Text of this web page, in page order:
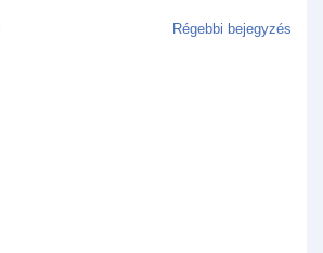
Régebbi bejegyzés